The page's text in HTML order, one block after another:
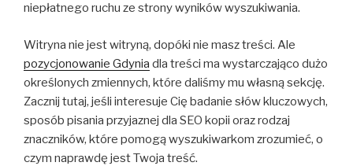
niepłatnego ruchu ze strony wyników wyszukiwania.
Witryna nie jest witryną, dopóki nie masz treści. Ale
pozycjonowanie Gdynia dla treści ma wystarczająco dużo
określonych zmiennych, które daliśmy mu własną sekcję.
Zacznij tutaj, jeśli interesuje Cię badanie słów kluczowych,
sposób pisania przyjaznej dla SEO kopii oraz rodzaj
znaczników, które pomogą wyszukiwarkom zrozumieć, o
czym naprawdę jest Twoja treść.